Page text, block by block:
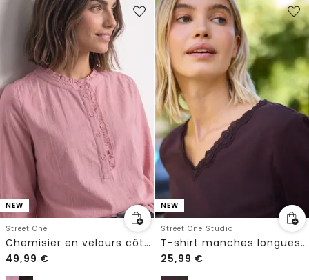
NEW
Street One
Chemisier en velours côtelé à volants
49,99 €
NEW
Street One Studio
T-shirt manches longues à col en V avec détails en dentelle
25,99 €